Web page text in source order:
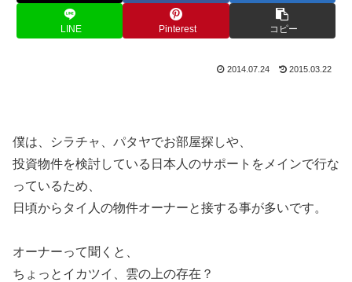
LINE Pinterest コピー
2014.07.24 2015.03.22
僕は、シラチャ、パタヤでお部屋探しや、
投資物件を検討している日本人のサポートをメインで行な
っているため、
日頃からタイ人の物件オーナーと接する事が多いです。
オーナーって聞くと、
ちょっとイカツイ、雲の上の存在？